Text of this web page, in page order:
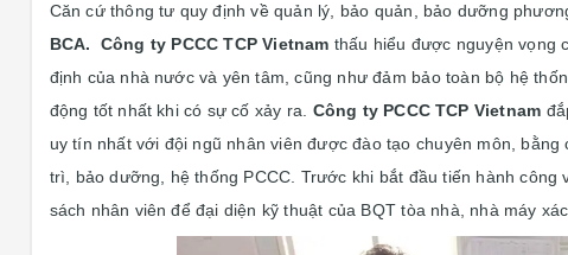
Căn cứ thông tư quy định về quản lý, bảo quản, bảo dưỡng
BCA.
Công ty PCCC TCP Vietnam thấu hiểu được nguyện vọng
định của nhà nước và yên tâm, cũng như đảm bảo toàn bộ hệ
động tốt nhất khi có sự cố xảy ra. Công ty PCCC TCP Vietnam
uy tín nhất với đội ngũ nhân viên được đào tạo chuyên môn,
trì, bảo dưỡng, hệ thống PCCC. Trước khi bắt đầu tiến hành công
sách nhân viên để đại diện kỹ thuật của BQT tòa nhà, nhà máy